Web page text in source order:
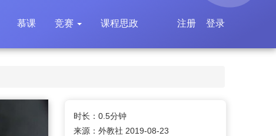
慕课 竞赛 课程思政 登录
注册
时长：0.5分钟
来源：外教社 2019-08-23